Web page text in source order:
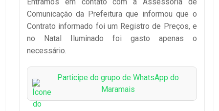
Comunicação da Prefeitura que informou que o
Contrato informado foi um Registro de Preços, e
no Natal Iluminado foi gasto apenas o
necessário.
Participe do grupo de WhatsApp do
Maramais